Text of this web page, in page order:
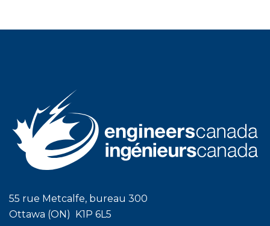
55 rue Metcalfe, bureau 300
Ottawa (ON) K1P 6L5